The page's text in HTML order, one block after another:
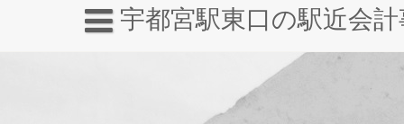
宇都宮駅東口の駅近会